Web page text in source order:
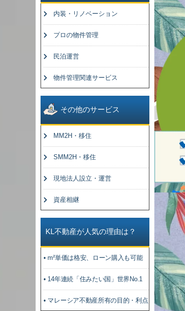
内装・リノベーション
プロの物件管理
民泊運営
物件管理関連サービス
その他のサービス
MM2H・移住
SMM2H・移住
現地法人設立・運営
資産相継
KL不動産が人気の理由は？
• m²単価は格安、ローン購入も可能
• 14年連続「住みたい国」世界No.1
• マレーシア不動産所有の目的・利点